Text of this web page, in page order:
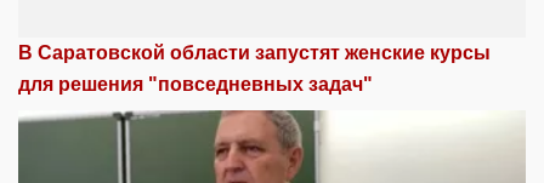
В Саратовской области запустят женские курсы
для решения "повседневных задач"